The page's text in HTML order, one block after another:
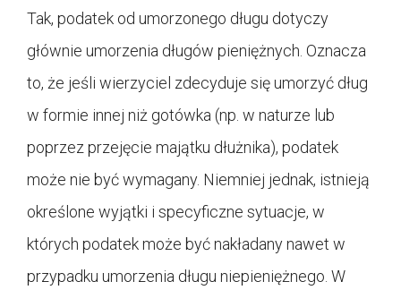
Tak, podatek od umorzonego długu dotyczy
głównie umorzenia długów pieniężnych. Oznacza
to, że jeśli wierzyciel zdecyduje się umorzyć dług
w formie innej niż gotówka (np. w naturze lub
poprzez przejęcie majątku dłużnika), podatek
może nie być wymagany. Niemniej jednak, istnieją
określone wyjątki i specyficzne sytuacje, w
których podatek może być nakładany nawet w
przypadku umorzenia długu niepieniężnego. W